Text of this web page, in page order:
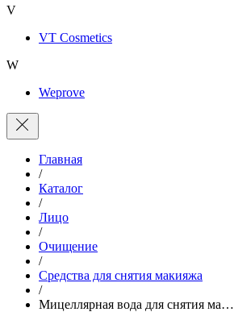
V
VT Cosmetics
W
Weprove
Главная
/
Каталог
/
Лицо
/
Очищение
/
Средства для снятия макияжа
/
Мицеллярная вода для снятия ма…